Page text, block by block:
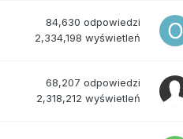
84,630 odpowiedzi
2,334,198 wyświetleń
68,207 odpowiedzi
2,318,212 wyświetleń